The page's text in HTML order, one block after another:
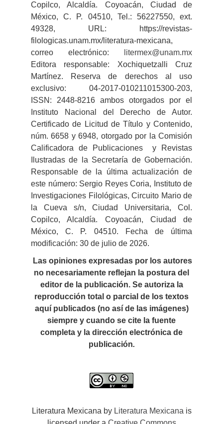
Copilco, Alcaldía. Coyoacán, Ciudad de
México, C. P. 04510, Tel.: 56227550, ext.
49328, URL: https://revistas-
filologicas.unam.mx/literatura-mexicana,
correo electrónico:
litermex@unam.mx
Editora responsable: Xochiquetzalli Cruz
Martínez. Reserva de derechos al uso
exclusivo: 04-2017-010211015300-203,
ISSN: 2448-8216 ambos otorgados por el
Instituto Nacional del Derecho de Autor.
Certificado de Licitud de Título y Contenido,
núm. 6658 y 6948, otorgado por la Comisión
Calificadora de Publicaciones y Revistas
Ilustradas de la Secretaría de Gobernación.
Responsable de la última actualización de
este número: Sergio Reyes Coria, Instituto de
Investigaciones Filológicas, Circuito Mario de
la Cueva s/n, Ciudad Universitaria, Col.
Copilco, Alcaldía. Coyoacán, Ciudad de
México, C. P. 04510. Fecha de última
modificación: 30 de julio de 2026.
Las opiniones expresadas por los autores
no necesariamente reflejan la postura del
editor de la publicación. Se autoriza la
reproducción total o parcial de los textos
aquí publicados (no así de las imágenes)
siempre y cuando se cite la fuente
completa y la dirección electrónica de
publicación.
Literatura Mexicana by Literatura Mexicana is